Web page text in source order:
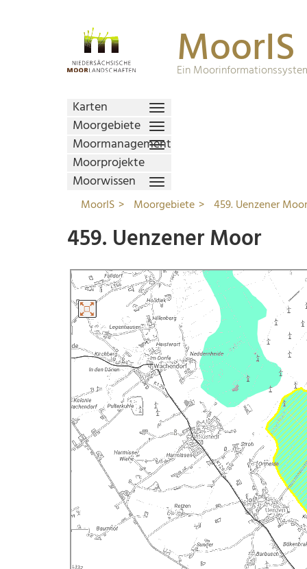
MoorIS
Ein
Karten
Moorgebiete
Moormanagement
Moorprojekte
Moorwissen
MoorIS Moorgebiete 459. Uenzener Moor
459. Uenzener Moor